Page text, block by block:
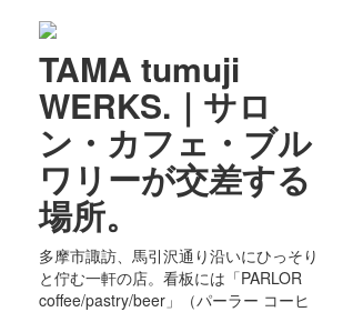
TAMA tumuji
WERKS.｜サロ
ン・カフェ・ブル
ワリーが交差する
場所。
多摩市諏訪、馬引沢通り沿いにひっそり
と佇む一軒の店。看板には「PARLOR
coffee/pastry/beer」（パーラー コーヒ